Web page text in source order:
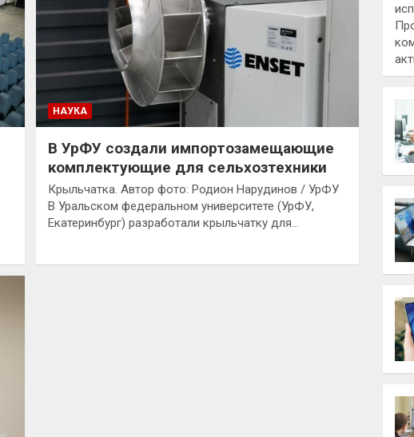
НАУКА
В УрФУ создали импортозамещающие
комплектующие для сельхозтехники
Крыльчатка. Автор фото: Родион Нарудинов / УрФУ
В Уральском федеральном университете (УрФУ,
Екатеринбург) разработали крыльчатку для…